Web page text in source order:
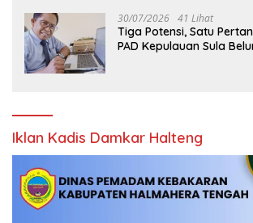
30/07/2026 41 Lihat
Tiga Potensi, Satu
PAD Kepulauan Sula
Iklan Kadis Damkar Halteng